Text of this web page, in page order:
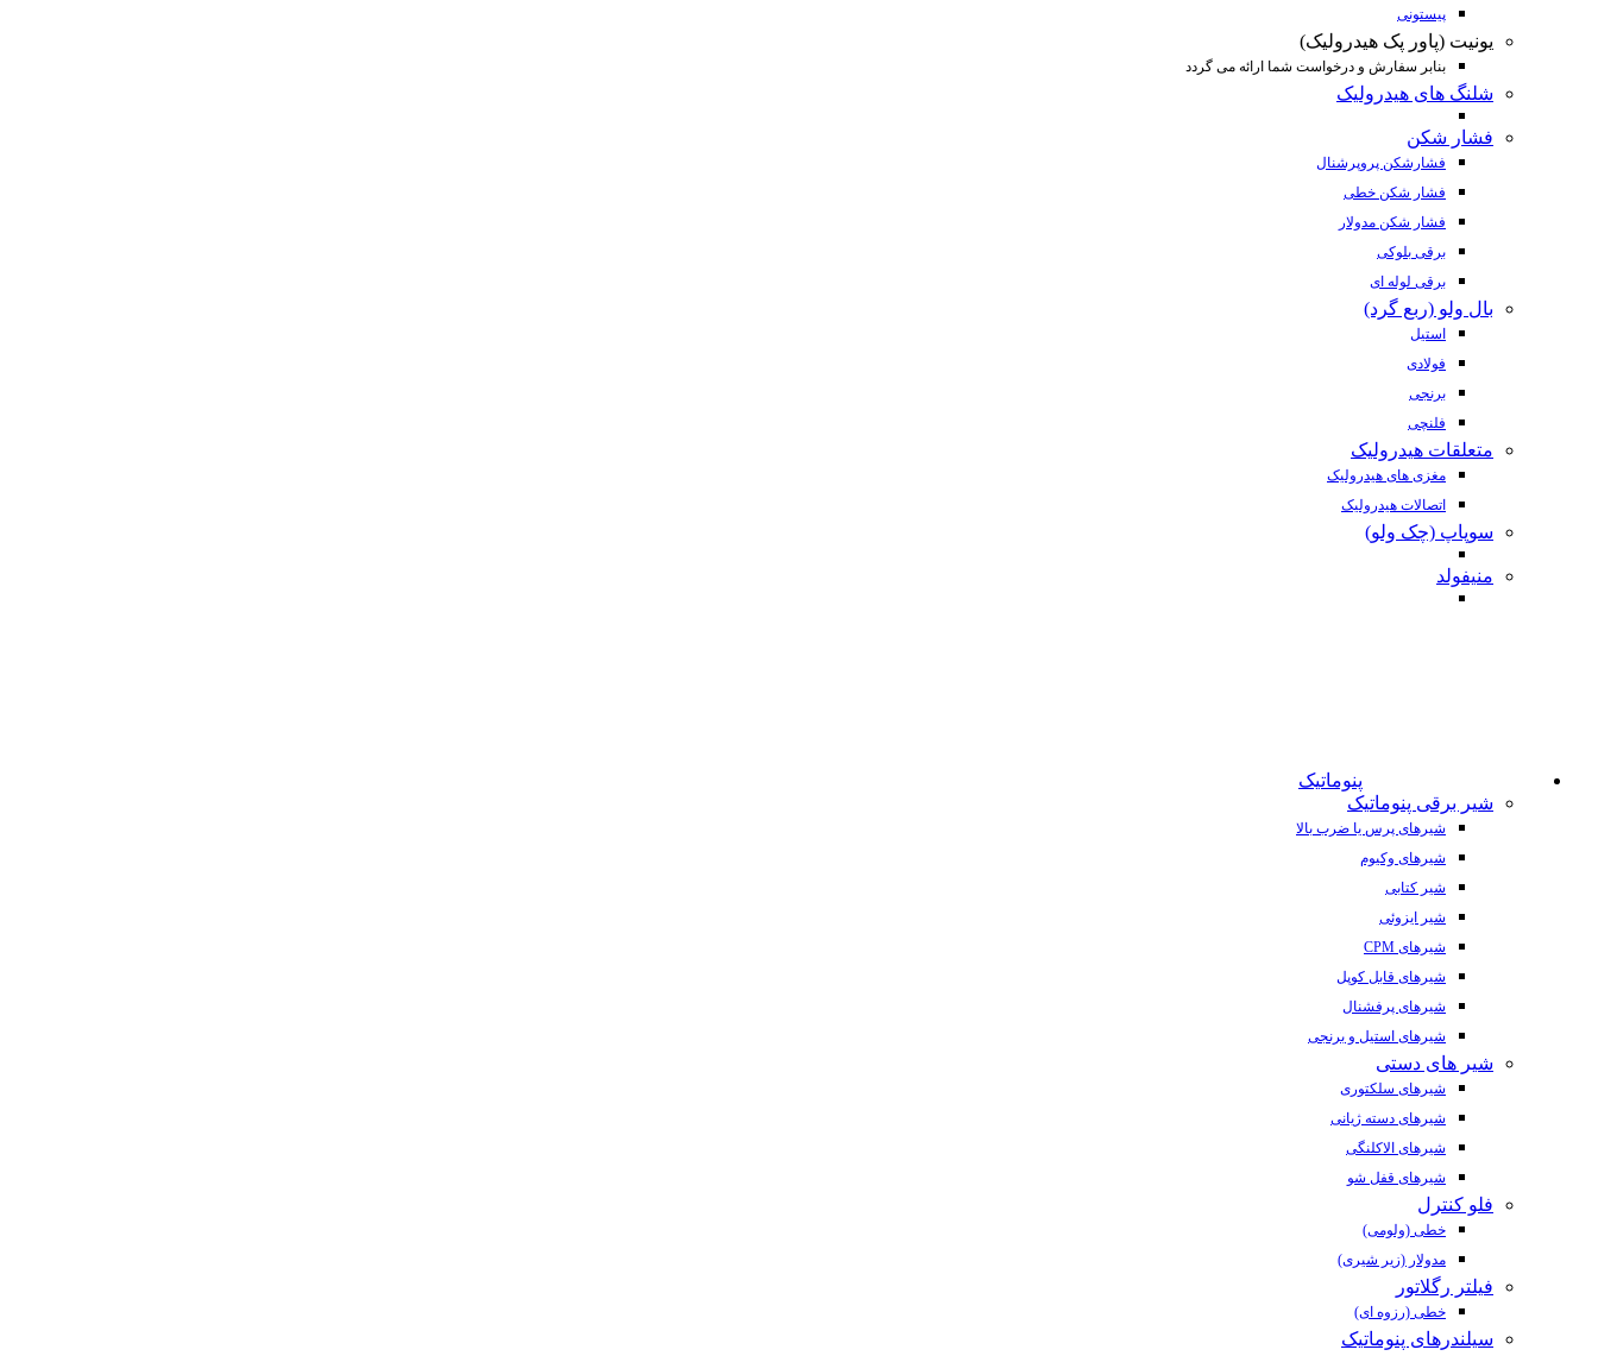
پیستونی
یونیت (پاور پک هیدرولیک)
بنابر سفارش و درخواست شما ارائه می گردد
شلنگ های هیدرولیک
فشار شکن
فشارشکن پروپرشنال
فشار شکن خطی
فشار شکن مدولار
برقی بلوکی
برقی لوله ای
بال ولو (ربع گرد)
استیل
فولادی
برنجی
فلنچی
متعلقات هیدرولیک
مغزی های هیدرولیک
اتصالات هیدرولیک
سوپاپ (چک ولو)
منیفولد
پنوماتیک
شیر برقی پنوماتیک
شیرهای پرس یا ضرب بالا
شیرهای وکیوم
شیر کتابی
شیر ایزوئی
شیرهای CPM
شیرهای قابل کوپل
شیرهای پرفشنال
شیرهای استیل و برنجی
شیر های دستی
شیرهای سلکتوری
شیرهای دسته ژیانی
شیرهای الاکلنگی
شیرهای قفل شو
فلو کنترل
خطی (ولومی)
مدولار (زیر شیری)
فیلتر رگلاتور
خطی (رزوه ای)
سیلندرهای پنوماتیک